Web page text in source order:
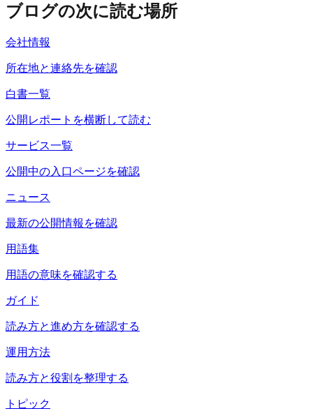
ブログの次に読む場所
会社情報
所在地と連絡先を確認
白書一覧
公開レポートを横断して読む
サービス一覧
公開中の入口ページを確認
ニュース
最新の公開情報を確認
用語集
用語の意味を確認する
ガイド
読み方と進め方を確認する
運用方法
読み方と役割を整理する
トピック